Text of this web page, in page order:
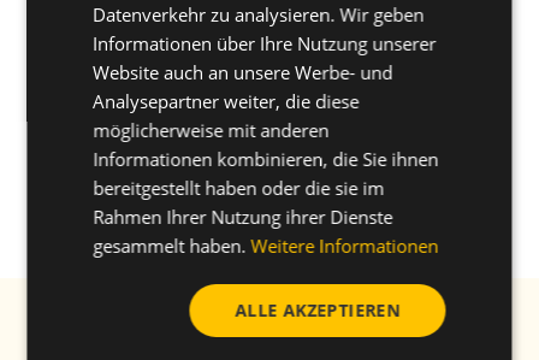
3113IP81 3,1 13
Wie können wir Ihnen heute helfen?
Experten kontaktierenarrow_forward
Abonnieren Sie unseren Newsletter Erhalten Sie
alle unsere Neuigkeiten und praktischen
GERMAN
Datenverkehr zu analysieren. Wir geben
Informationen über Ihre Nutzung unserer
Website auch an unsere Werbe- und
Analysepartner weiter, die diese
möglicherweise mit anderen
Informationen kombinieren, die Sie ihnen
bereitgestellt haben oder die sie im
Rahmen Ihrer Nutzung ihrer Dienste
gesammelt haben. Weitere Informationen
ALLE AKZEPTIEREN